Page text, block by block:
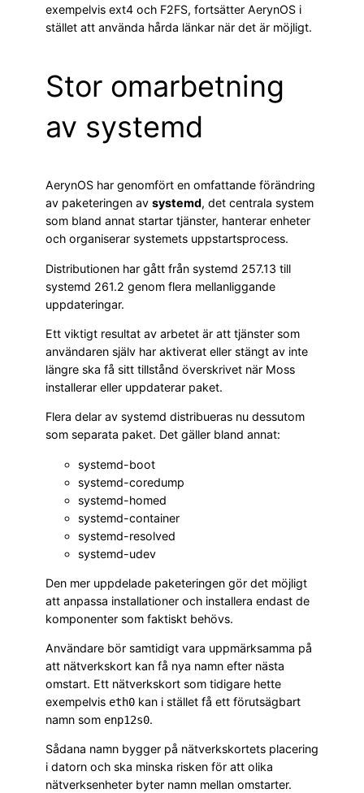
exempelvis ext4 och F2FS, fortsätter AerynOS i
stället att använda hårda länkar när det är möjligt.
Stor omarbetning
av systemd
AerynOS har genomfört en omfattande förändring
av paketeringen av systemd, det centrala system
som bland annat startar tjänster, hanterar enheter
och organiserar systemets uppstartsprocess.
Distributionen har gått från systemd 257.13 till
systemd 261.2 genom flera mellanliggande
uppdateringar.
Ett viktigt resultat av arbetet är att tjänster som
användaren själv har aktiverat eller stängt av inte
längre ska få sitt tillstånd överskrivet när Moss
installerar eller uppdaterar paket.
Flera delar av systemd distribueras nu dessutom
som separata paket. Det gäller bland annat:
systemd-boot
systemd-coredump
systemd-homed
systemd-container
systemd-resolved
systemd-udev
Den mer uppdelade paketeringen gör det möjligt
att anpassa installationer och installera endast de
komponenter som faktiskt behövs.
Användare bör samtidigt vara uppmärksamma på
att nätverkskort kan få nya namn efter nästa
omstart. Ett nätverkskort som tidigare hette
exempelvis eth0 kan i stället få ett förutsägbart
namn som enp12s0.
Sådana namn bygger på nätverkskortets placering
i datorn och ska minska risken för att olika
nätverksenheter byter namn mellan omstarter.